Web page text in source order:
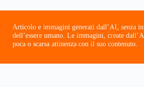
Articolo e immagini generati dall’AI, senza
dell’essere umano. Le immagini, create
poca o scarsa attinenza con il suo contenuto.